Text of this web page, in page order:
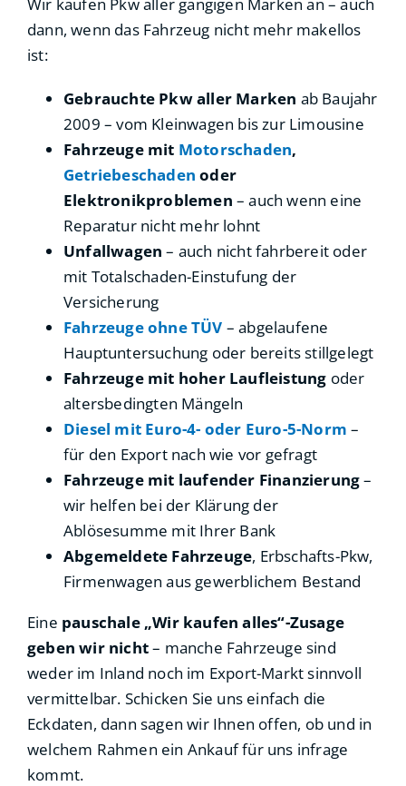
dann, wenn das Fahrzeug nicht mehr makellos
ist:
Gebrauchte Pkw aller Marken ab Baujahr
2009 – vom Kleinwagen bis zur Limousine
Fahrzeuge mit Motorschaden,
Getriebeschaden oder
Elektronikproblemen – auch wenn eine
Reparatur nicht mehr lohnt
Unfallwagen – auch nicht fahrbereit oder
mit Totalschaden-Einstufung der
Versicherung
Fahrzeuge ohne TÜV – abgelaufene
Hauptuntersuchung oder bereits stillgelegt
Fahrzeuge mit hoher Laufleistung oder
altersbedingten Mängeln
Diesel mit Euro-4- oder Euro-5-Norm –
für den Export nach wie vor gefragt
Fahrzeuge mit laufender Finanzierung–
wir helfen bei der Klärung der
Ablösesumme mit Ihrer Bank
Abgemeldete Fahrzeuge, Erbschafts-Pkw,
Firmenwagen aus gewerblichem Bestand
Eine pauschale „Wir kaufen alles“-Zusage
geben wir nicht– manche Fahrzeuge sind
weder im Inland noch im Export-Markt sinnvoll
vermittelbar. Schicken Sie uns einfach die
Eckdaten, dann sagen wir Ihnen offen, ob und in
welchem Rahmen ein Ankauf für uns infrage
kommt.